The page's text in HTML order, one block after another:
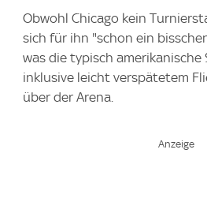
Obwohl Chicago kein
sich für ihn "schon ein
was die typisch amerikanische
inklusive leicht verspätetem
über der Arena.